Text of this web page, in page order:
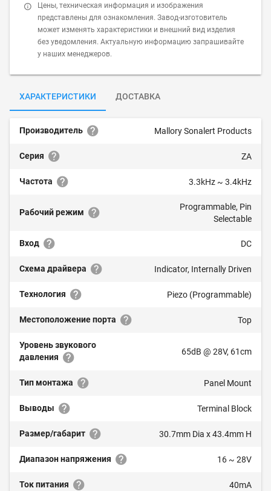
Цены, техническая информация и изображения
представлены для ознакомления. Завод-изготовитель
может изменять характеристики и внешний вид изделия
без уведомления. Актуальную информацию запрашивайте
у наших менеджеров.
ХАРАКТЕРИСТИКИ ДОСТАВКА
Производитель Mallory Sonalert Products
Серия ZA
Частота 3.3kHz ~ 3.4kHz
Рабочий режим
Programmable, Pin
Selectable
Вход DC
Схема драйвера Indicator, Internally Driven
Технология Piezo (Programmable)
Местоположение порта Top
Уровень звукового
давления
65dB @ 28V, 61cm
Тип монтажа Panel Mount
Выводы Terminal Block
Размер/габарит 30.7mm Dia x 43.4mm H
Диапазон напряжения 16 ~ 28V
Ток питания 40mA